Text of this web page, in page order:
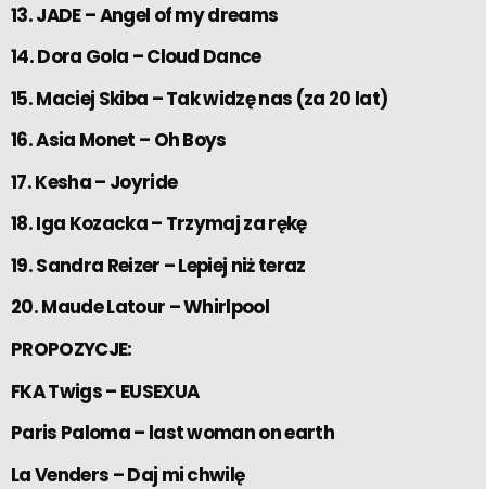
13. JADE – Angel of my dreams
14. Dora Gola – Cloud Dance
15. Maciej Skiba – Tak widzę nas (za 20 lat)
16. Asia Monet – Oh Boys
17. Kesha – Joyride
18. Iga Kozacka – Trzymaj za rękę
19. Sandra Reizer – Lepiej niż teraz
20. Maude Latour – Whirlpool
PROPOZYCJE:
FKA Twigs – EUSEXUA
Paris Paloma – last woman on earth
La Venders – Daj mi chwilę